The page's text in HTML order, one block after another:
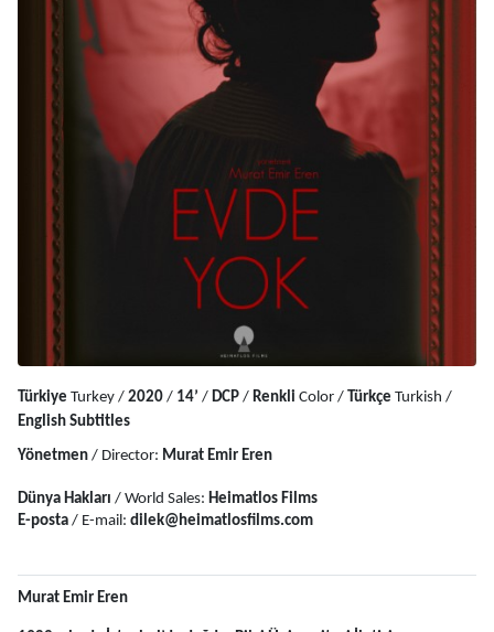
Türkiye Turkey / 2020 / 14’ / DCP / Renkli Color / Türkçe
English Subtitles
Yönetmen / Director: Murat Emir Eren
Dünya Hakları / World Sales: Heimatlos Films
E-posta / E-mail: dilek@heimatlosfilms.com
Murat Emir Eren